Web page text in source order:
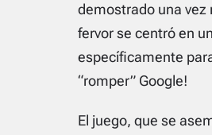
demostrado una vez
fervor se centró en
específicamente
“romper” Google!
El juego, que se